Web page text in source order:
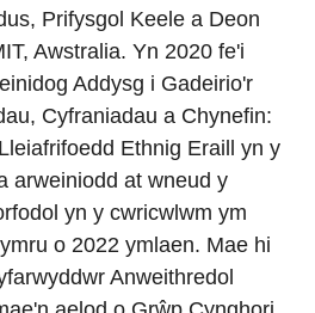
Prifysgol Keele a Deon
Awstralia. Yn 2020 fe'i
Addysg i Gadeirio'r
Cyfraniadau a Chynefin:
Ethnig Eraill yn y
arweiniodd at wneud y
yn y cwricwlwm ym
o 2022 ymlaen. Mae hi
Anweithredol